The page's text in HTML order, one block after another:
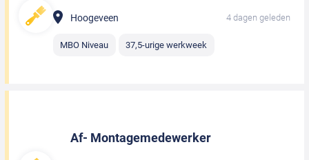
Hoogeveen 4 dagen geleden
MBO Niveau 37,5-urige werkweek
Af- Montagemedewerker